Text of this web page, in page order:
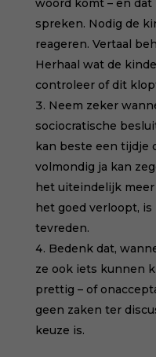
woord komt – en
spreken. Nodig de
reageren. Vertaal
Herhaal wat de
controleer of dit
Neem zeker
sociocratische
kan beste een tijdje
volmondig ja kan
het uiteindelijk
het goed verloopt,
tevreden.
Bedenk dat,
ze ook iets kunnen
prettig – of
geen zaken ter
keuze is.